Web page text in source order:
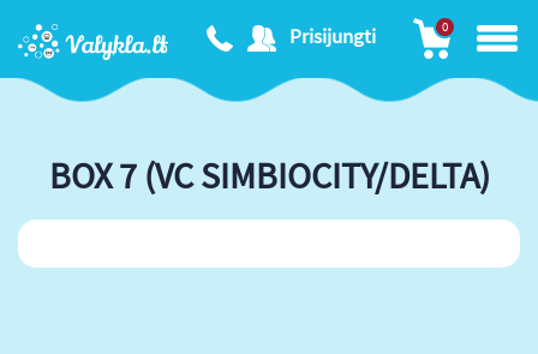
Prisijungti 0
BOX 7 (VC SIMBIOCITY/DELTA)